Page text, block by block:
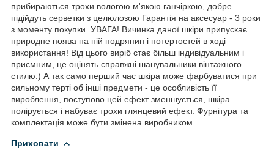
прибираються трохи вологою м'якою ганчіркою, добре
підійдуть серветки з целюлозою Гарантія на аксесуар - 3 роки
з моменту покупки. УВАГА! Вичинка даної шкіри припускає
природне поява на ній подряпин і потертостей в ході
використання! Від цього виріб стає більш індивідуальним і
приємним, це оцінять справжні шанувальники вінтажного
стилю:) А так само перший час шкіра може фарбуватися при
сильному терті об інші предмети - це особливість її
вироблення, поступово цей ефект зменшується, шкіра
полірується і набуває трохи глянцевий ефект. Фурнітура та
комплектація може бути змінена виробником
Приховати